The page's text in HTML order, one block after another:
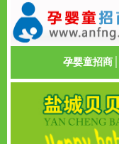
孕婴童招商